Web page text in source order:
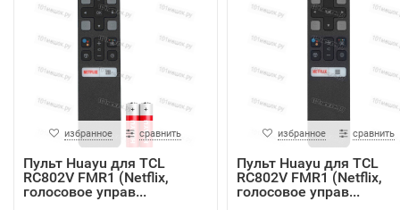
избранное сравнить
Пульт Huayu для TCL
RC802V FMR1 (Netflix,
голосовое управ...
избранное сравнить
Пульт Huayu для TCL
RC802V FMR1 (Netflix,
голосовое управ...